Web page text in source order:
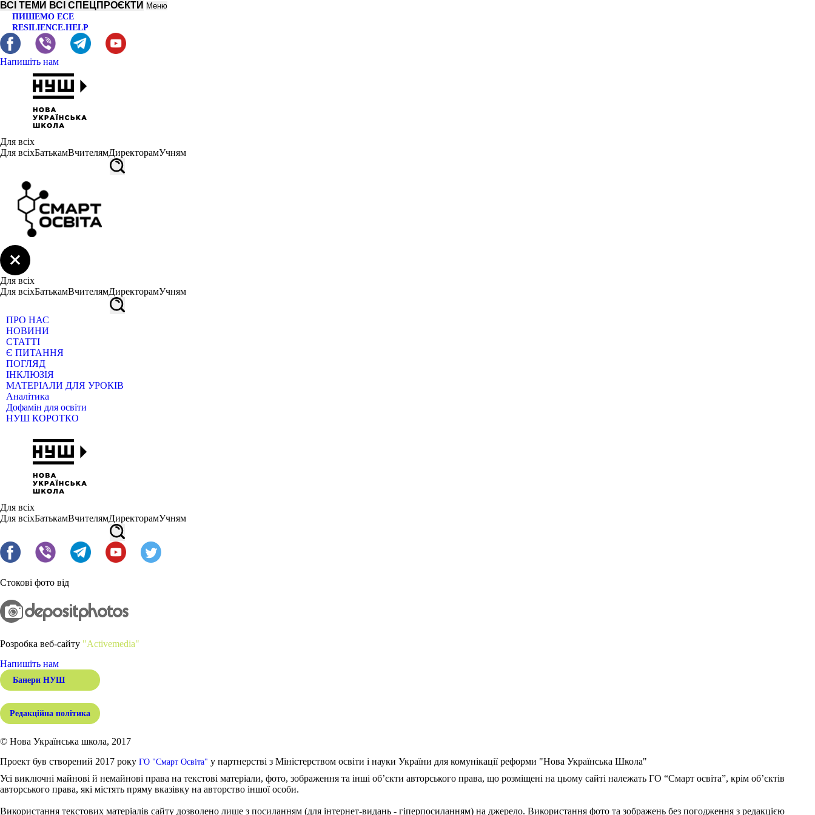
ВСІ ТЕМИ ВСІ СПЕЦПРОЄКТИ Меню
ПИШЕМО ЕСЕ
RESILIENCE.HELP
Напишіть нам
Для всіх
Для всіхБатькамВчителямДиректорамУчням
Для всіх
Для всіхБатькамВчителямДиректорамУчням
ПРО НАС
НОВИНИ
СТАТТІ
Є ПИТАННЯ
ПОГЛЯД
ІНКЛЮЗІЯ
МАТЕРІАЛИ ДЛЯ УРОКІВ
Аналітика
Дофамін для освіти
НУШ КОРОТКО
Для всіх
Для всіхБатькамВчителямДиректорамУчням
Стокові фото від
Розробка веб-сайту "Activemedia"
Напишіть нам
Банери НУШ
Редакційна політика
© Нова Українська школа, 2017
Проект був створений 2017 року ГО "Смарт Освіта" у партнерстві з Міністерством освіти і науки України для комунікації реформи "Нова Українська Школа"
Усі виключні майнові й немайнові права на текстові матеріали, фото, зображення та інші об’єкти авторського права, що розміщені на цьому сайті належать ГО “Смарт освіта”, крім об’єктів
авторського права, які містять пряму вказівку на авторство іншої особи.
Використання текстових матеріалів сайту дозволено лише з посиланням (для інтернет-видань - гіперпосиланням) на джерело. Використання фото та зображень без погодження з редакцією